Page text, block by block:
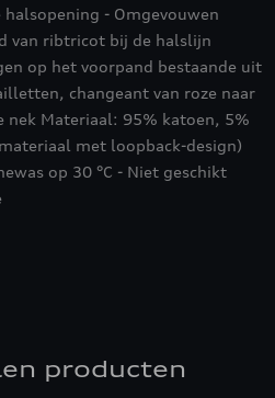
- Omgevouwen
van ribtricot bij de halslijn
op het voorpand bestaande uit
changeant van roze naar
Materiaal: 95% katoen, 5%
met loopback-design)
op 30 °C - Niet geschikt
producten